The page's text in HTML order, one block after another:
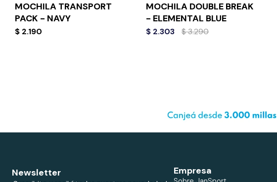
MOCHILA TRANSPORT
PACK - NAVY
$ 2.190
MOCHILA DOUBLE BREAK
- ELEMENTAL BLUE
$ 2.303 $3.290
Newsletter Empresa